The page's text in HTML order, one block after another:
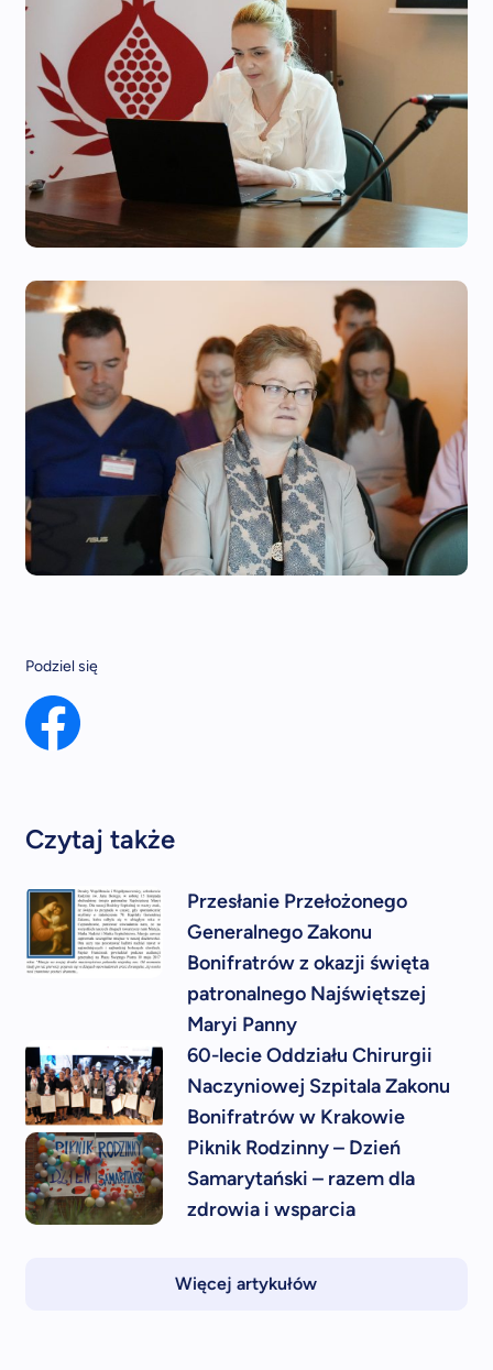
Podziel się
Czytaj także
Przesłanie Przełożonego
Generalnego Zakonu
Bonifratrów z okazji święta
patronalnego Najświętszej
Maryi Panny
60-lecie Oddziału Chirurgii
Naczyniowej Szpitala Zakonu
Bonifratrów w Krakowie
Piknik Rodzinny – Dzień
Samarytański – razem dla
zdrowia i wsparcia
Więcej artykułów